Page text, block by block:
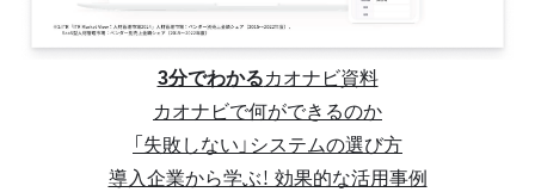
3分でわかるカオナビ資料
カオナビで何ができるのか
「失敗しない」システムの選び方
導入企業から学ぶ！ 効果的な活用事例